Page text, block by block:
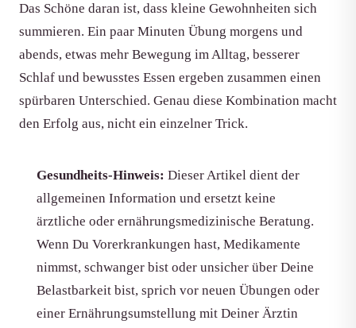
Das Schöne daran ist, dass kleine Gewohnheiten sich
summieren. Ein paar Minuten Übung morgens und
abends, etwas mehr Bewegung im Alltag, besserer
Schlaf und bewusstes Essen ergeben zusammen einen
spürbaren Unterschied. Genau diese Kombination macht
den Erfolg aus, nicht ein einzelner Trick.
Gesundheits-Hinweis: Dieser Artikel dient der
allgemeinen Information und ersetzt keine
ärztliche oder ernährungsmedizinische Beratung.
Wenn Du Vorerkrankungen hast, Medikamente
nimmst, schwanger bist oder unsicher über Deine
Belastbarkeit bist, sprich vor neuen Übungen oder
einer Ernährungsumstellung mit Deiner Ärztin